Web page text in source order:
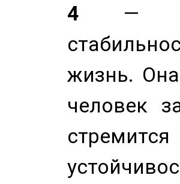
4 —
жизнь.
человек